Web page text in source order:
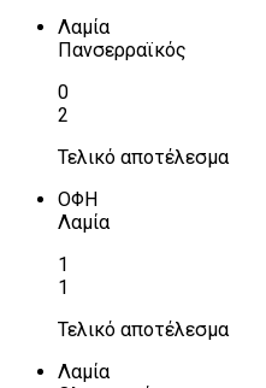
Λαμία
Πανσερραϊκός
0
2
Τελικό αποτέλεσμα
ΟΦΗ
Λαμία
1
1
Τελικό αποτέλεσμα
Λαμία